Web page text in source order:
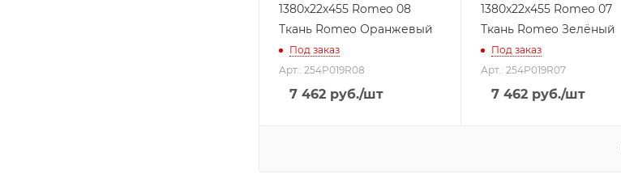
1380х22x455 Romeo 08
Ткань Romeo Оранжевый
Под заказ
Арт.: 254P019R08
7 462 руб./шт
1380х22x455 Romeo 07
Ткань Romeo Зелёный
Под заказ
Арт.: 254P019R07
7 462руб./шт